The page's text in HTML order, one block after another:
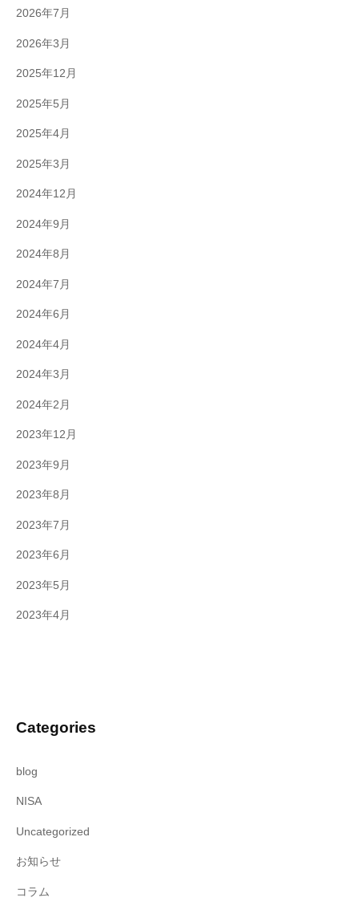
2026年7月
2026年3月
2025年12月
2025年5月
2025年4月
2025年3月
2024年12月
2024年9月
2024年8月
2024年7月
2024年6月
2024年4月
2024年3月
2024年2月
2023年12月
2023年9月
2023年8月
2023年7月
2023年6月
2023年5月
2023年4月
Categories
blog
NISA
Uncategorized
お知らせ
コラム